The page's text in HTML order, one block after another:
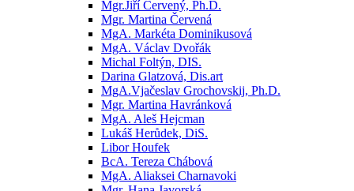
Mgr.Jiří Červený, Ph.D.
Mgr. Martina Červená
MgA. Markéta Dominikusová
MgA. Václav Dvořák
Michal Foltýn, DIS.
Darina Glatzová, Dis.art
MgA.Vjačeslav Grochovskij, Ph.D.
Mgr. Martina Havránková
MgA. Aleš Hejcman
Lukáš Herůdek, DiS.
Libor Houfek
BcA. Tereza Chábová
MgA. Aliaksei Charnavoki